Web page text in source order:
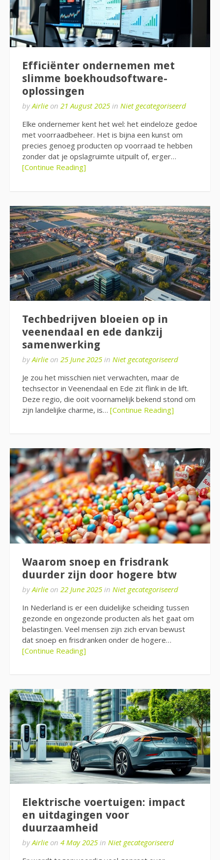
Efficiënter ondernemen met
slimme boekhoudsoftware-
oplossingen
byAirlie on 21 August 2025 in Niet gecategoriseerd
Elke ondernemer kent het wel: het eindeloze gedoe
met voorraadbeheer. Het is bijna een kunst om
precies genoeg producten op voorraad te hebben
zonder dat je opslagruimte uitpuilt of, erger…
[Continue Reading]
Techbedrijven bloeien op in
veenendaal en ede dankzij
samenwerking
byAirlie on 25 June 2025 in Niet gecategoriseerd
Je zou het misschien niet verwachten, maar de
techsector in Veenendaal en Ede zit flink in de lift.
Deze regio, die ooit voornamelijk bekend stond om
zijn landelijke charme, is… [Continue Reading]
Waarom snoep en frisdrank
duurder zijn door hogere btw
byAirlie on 22 June 2025 in Niet gecategoriseerd
In Nederland is er een duidelijke scheiding tussen
gezonde en ongezonde producten als het gaat om
belastingen. Veel mensen zijn zich ervan bewust
dat snoep en frisdranken onder de hogere…
[Continue Reading]
Elektrische voertuigen: impact
en uitdagingen voor
duurzaamheid
byAirlie on 4 May 2025 in Niet gecategoriseerd